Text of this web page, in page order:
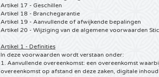
Artikel 17 - Geschillen
Artikel 18 - Branchegarantie
Artikel 19 - Aanvullende of afwijkende bepalingen
Artikel 20 - Wijziging van de algemene voorwaarden
Artikel 1 - Definities
In deze voorwaarden wordt verstaan onder:
1. Aanvullende overeenkomst: een overeenkomst
overeenkomst op afstand en deze zaken, digitale